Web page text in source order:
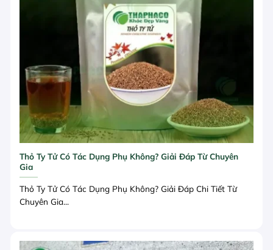
Thỏ Ty Tử Có Tác Dụng Phụ Không? Giải Đáp Từ Chuyên
Gia
Thỏ Ty Tử Có Tác Dụng Phụ Không? Giải Đáp Chi Tiết Từ
Chuyên Gia...